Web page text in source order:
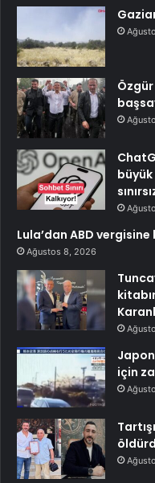
Özgür
Lula’dan ABD
Ağustos 8, 2026
için